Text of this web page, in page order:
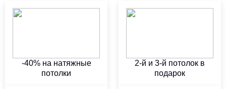
-40% на натяжные
потолки
2-й и 3-й потолок в
подарок